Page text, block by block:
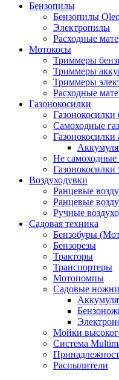
Бензопилы
Бензопилы
Электропилы
Расходные
Мотокосы
Триммеры
Триммеры
Триммеры
Расходные
Газонокосилки
Самоходные
Газонокосилки
Не самоходные
Газонокосилки
Воздуходувки
Ранцевые
Ранцевые
Ручные
Садовая техника
Бензобуры
Бензорезы
Тракторы
Транспортеры
Мотопомпы
Садовые
Мойки
Система
Распылители